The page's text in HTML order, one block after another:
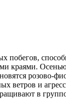
побегов,
краями.
ветров и
в